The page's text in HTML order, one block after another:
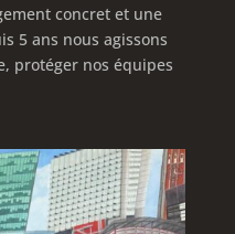
concret et une
5 ans nous agissons
protéger nos équipes